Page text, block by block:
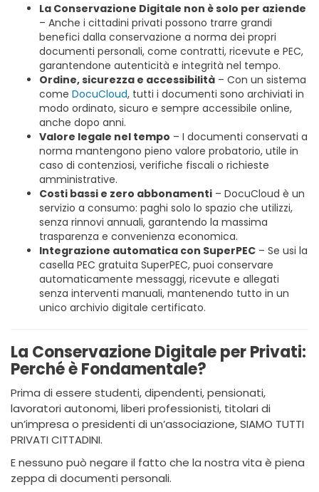
La Conservazione Digitale non è solo per aziende
– Anche i cittadini privati possono trarre grandi
benefici dalla conservazione a norma dei propri
documenti personali, come contratti, ricevute e PEC,
garantendone autenticità e integrità nel tempo.
Ordine, sicurezza e accessibilità – Con un sistema
come DocuCloud, tutti i documenti sono archiviati in
modo ordinato, sicuro e sempre accessibile online,
anche dopo anni.
Valore legale nel tempo – I documenti conservati a
norma mantengono pieno valore probatorio, utile in
caso di contenziosi, verifiche fiscali o richieste
amministrative.
Costi bassi e zero abbonamenti – DocuCloud è un
servizio a consumo: paghi solo lo spazio che utilizzi,
senza rinnovi annuali, garantendo la massima
trasparenza e convenienza economica.
Integrazione automatica con SuperPEC – Se usi la
casella PEC gratuita SuperPEC, puoi conservare
automaticamente messaggi, ricevute e allegati
senza interventi manuali, mantenendo tutto in un
unico archivio digitale certificato.
La Conservazione Digitale per Privati:
Perché è Fondamentale?
Prima di essere studenti, dipendenti, pensionati,
lavoratori autonomi, liberi professionisti, titolari di
un’impresa o presidenti di un’associazione, SIAMO TUTTI
PRIVATI CITTADINI.
E nessuno può negare il fatto che la nostra vita è piena
zeppa di documenti personali.